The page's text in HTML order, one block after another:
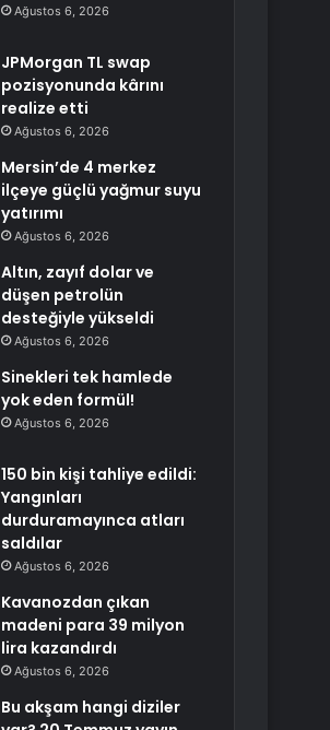
Ağustos 6, 2026
JPMorgan TL swap
pozisyonunda kârını
realize etti
Ağustos 6, 2026
Mersin’de 4 merkez
ilçeye güçlü yağmur suyu
yatırımı
Ağustos 6, 2026
Altın, zayıf dolar ve
düşen petrolün
desteğiyle yükseldi
Ağustos 6, 2026
Sinekleri tek hamlede
yok eden formül!
Ağustos 6, 2026
150 bin kişi tahliye edildi:
Yangınları
durduramayınca atları
saldılar
Ağustos 6, 2026
Kavanozdan çıkan
madeni para 39 milyon
lira kazandırdı
Ağustos 6, 2026
Bu akşam hangi diziler